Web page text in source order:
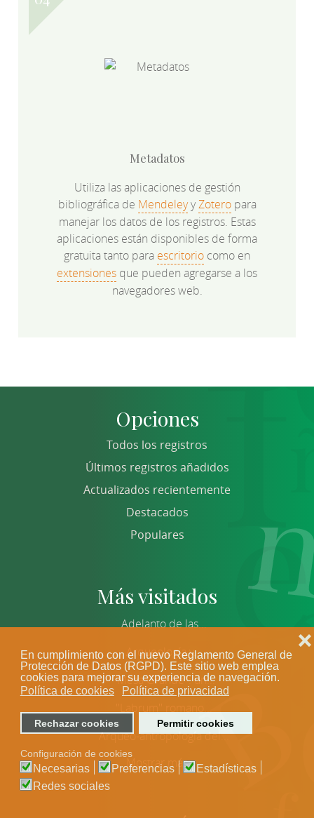
En cumplimiento con el nuevo Reglamento General de
Protección de Datos (RGPD). Este sitio web emplea
cookies para mejorar su experiencia de navegación.
Política de cookies
Política de privacidad
Rechazar cookies Permitir cookies
❌
Configuración de cookies
Necesarias Preferencias
Estadísticas
Redes sociales
Metadatos
Utiliza las aplicaciones de gestión
bibliográfica de MendeleyyZoteropara
manejar los datos de los registros. Estas
aplicaciones están disponibles de forma
gratuita tanto para escritorio como en
extensiones que pueden agregarse a los
navegadores web.
Opciones
Todos los registros
Últimos registros añadidos
Actualizados recientemente
Destacados
Populares
Más visitados
Adelanto de las...
Arqueología y...
''Mesa Grande'': un...
Arqueo-antropología del...
Mostrar más